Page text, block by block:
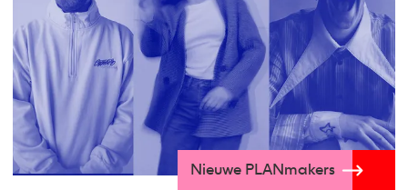
Nieuwe PLANmakers